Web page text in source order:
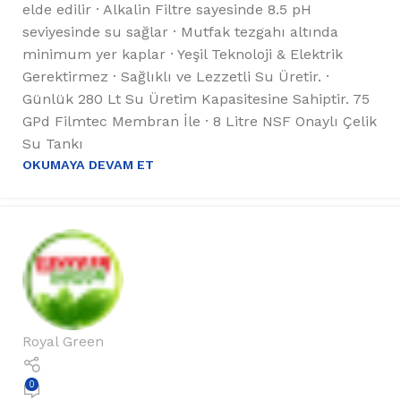
elde edilir · Alkalin Filtre sayesinde 8.5 pH
seviyesinde su sağlar · Mutfak tezgahı altında
minimum yer kaplar · Yeşil Teknoloji & Elektrik
Gerektirmez · Sağlıklı ve Lezzetli Su Üretir. ·
Günlük 280 Lt Su Üretim Kapasitesine Sahiptir. 75
GPd Filmtec Membran İle · 8 Litre NSF Onaylı Çelik
Su Tankı
OKUMAYA DEVAM ET
Royal Green
0